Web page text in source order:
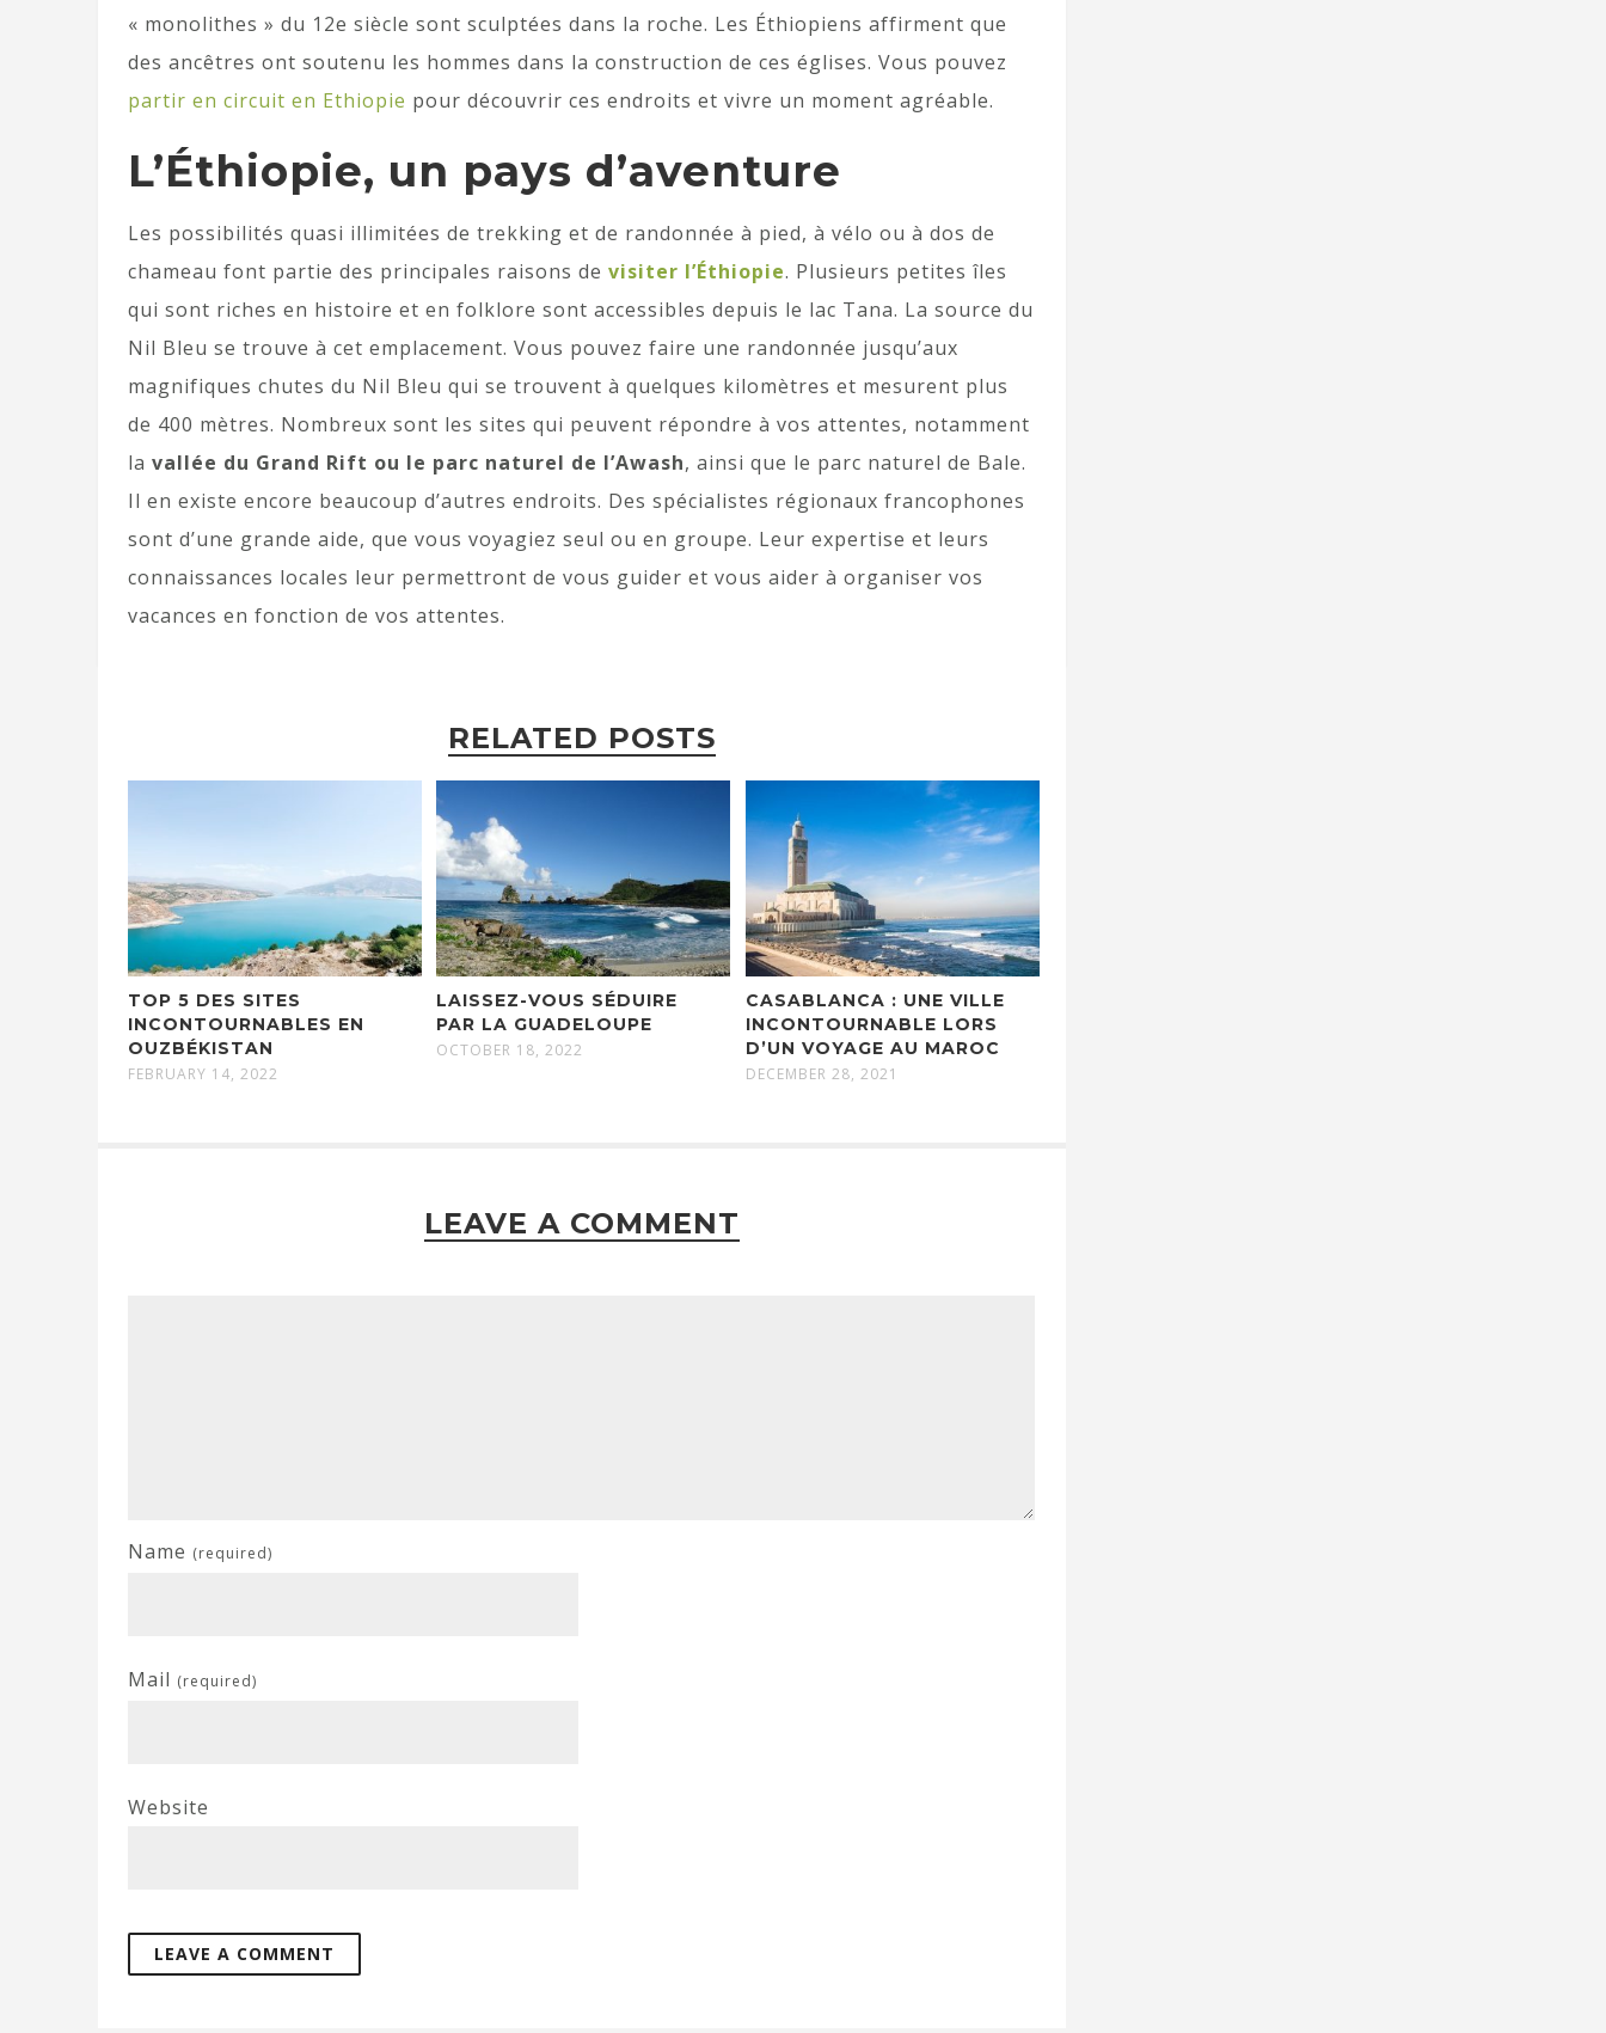
« monolithes » du 12e siècle sont sculptées dans la roche. Les Éthiopiens affirment que
des ancêtres ont soutenu les hommes dans la construction de ces églises. Vous pouvez
partir en circuit en Ethiopie pour découvrir ces endroits et vivre un moment agréable.
L’Éthiopie, un pays d’aventure
Les possibilités quasi illimitées de trekking et de randonnée à pied, à vélo ou à dos de
chameau font partie des principales raisons de visiter l’Éthiopie. Plusieurs petites îles
qui sont riches en histoire et en folklore sont accessibles depuis le lac Tana. La source du
Nil Bleu se trouve à cet emplacement. Vous pouvez faire une randonnée jusqu’aux
magnifiques chutes du Nil Bleu qui se trouvent à quelques kilomètres et mesurent plus
de 400 mètres. Nombreux sont les sites qui peuvent répondre à vos attentes, notamment
la vallée du Grand Rift ou le parc naturel de l’Awash, ainsi que le parc naturel de Bale.
Il en existe encore beaucoup d’autres endroits. Des spécialistes régionaux francophones
sont d’une grande aide, que vous voyagiez seul ou en groupe. Leur expertise et leurs
connaissances locales leur permettront de vous guider et vous aider à organiser vos
vacances en fonction de vos attentes.
RELATED POSTS
TOP 5 DES SITES
INCONTOURNABLES EN
OUZBÉKISTAN
FEBRUARY 14, 2022
LAISSEZ-VOUS SÉDUIRE
PAR LA GUADELOUPE
OCTOBER 18, 2022
CASABLANCA : UNE VILLE
INCONTOURNABLE LORS
D’UN VOYAGE AU MAROC
DECEMBER 28, 2021
LEAVE A COMMENT
Name (required)
Mail (required)
Website